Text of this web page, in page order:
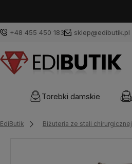
+48 455 450 183 sklep@edibutik.pl
Torebki damskie
EdiButik Biżuteria ze stali chirurgicznej